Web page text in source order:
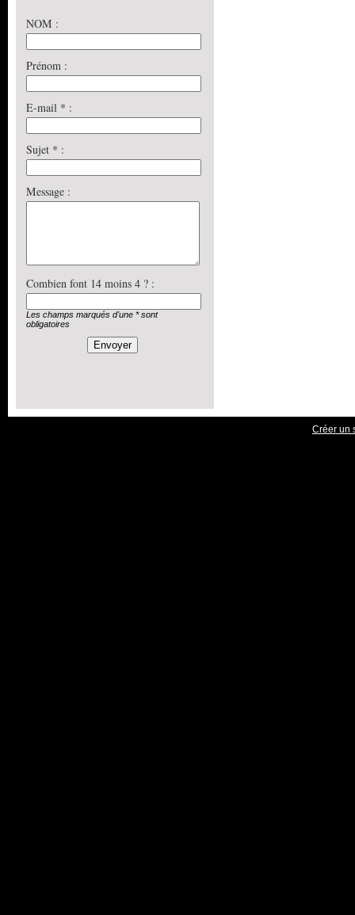
NOM :
Prénom :
E-mail * :
Sujet * :
Message :
Combien font 14 moins 4 ? :
Les champs marqués d'une * sont
obligatoires
Créer un